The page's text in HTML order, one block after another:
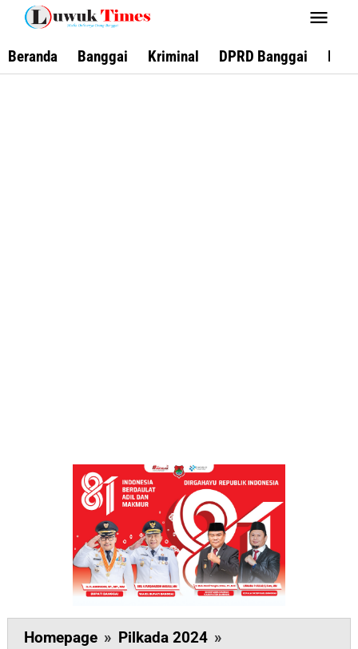
Lewati
konten
Beranda Banggai Kriminal DPRD Banggai
Homepage » Pilkada 2024 »